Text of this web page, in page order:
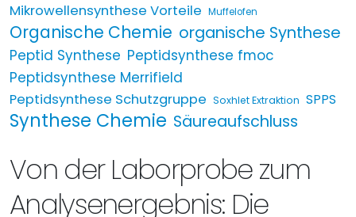
Mikrowellensynthese Vorteile Muffelofen
Organische Chemie organische Synthese
Peptid Synthese Peptidsynthese fmoc
Peptidsynthese Merrifield
Peptidsynthese Schutzgruppe Soxhlet Extraktion SPPS
Synthese Chemie Säureaufschluss
Von der Laborprobe zum
Analysenergebnis: Die